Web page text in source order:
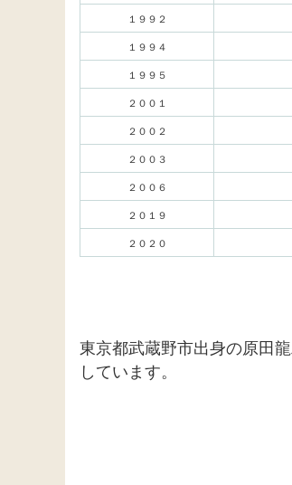
１９９２
１９９４
１９９５
２００１
２００２
２００３
２００６
２０１９
２０２０
東京都武蔵野市出身の原田
しています。